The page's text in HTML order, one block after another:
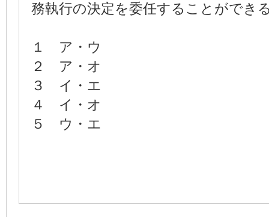
務執行の決定を委任することができ
１ ア・ウ
２ ア・オ
３ イ・エ
４ イ・オ
５ ウ・エ